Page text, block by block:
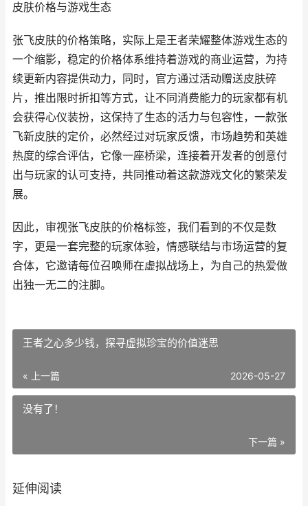
皮肤价格与游戏生态
张飞皮肤的价格策略，实际上是王者荣耀整体游戏生态的
一个缩影，稳定的价格体系维持着游戏的商业运营，为持
续更新内容提供动力，同时，官方通过活动赠送皮肤碎
片，推出限时折扣等方式，让不同消费能力的玩家都有机
会获得心仪装扮，这保持了生态的活力与包容性，一款张
飞新皮肤的定价，必然经过对玩家反馈，市场趋势和英雄
热度的综合评估，它像一座桥梁，连接着开发者的创意付
出与玩家的认可支持，共同推动着这款游戏文化的繁荣发
展。
因此，审视张飞皮肤的价格标签，我们看到的不仅是数
字，更是一套完整的玩家体验，情感联结与市场运营的复
合体，它邀请每位召唤师在虚拟战场上，为自己的热爱做
出独一无二的注脚。
王者之心多少钱，探寻虚拟珍宝的价值迷思
« 上一篇 2026-05-27
没有了！
下一篇 »
延伸阅读